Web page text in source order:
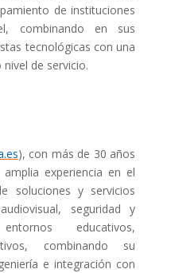
de instituciones
combinando en sus
tecnológicas con una
de servicio.
), con más de 30 años
experiencia en el
soluciones y servicios
seguridad y
educativos,
combinando su
e integración con